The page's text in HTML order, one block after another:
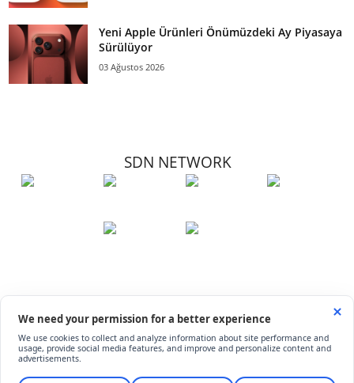
Yeni Apple Ürünleri Önümüzdeki Ay Piyasaya
Sürülüyor
03 Ağustos 2026
SDN NETWORK